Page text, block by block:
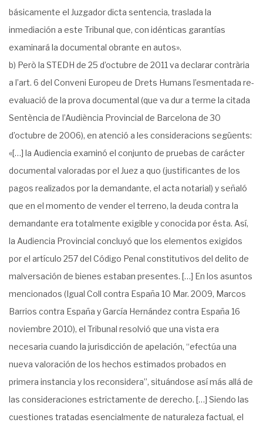
básicamente el Juzgador dicta sentencia, traslada la
inmediación a este Tribunal que, con idénticas garantías
examinará la documental obrante en autos».
b) Però la STEDH de 25 d’octubre de 2011 va declarar contrària
a l’art. 6 del Conveni Europeu de Drets Humans l’esmentada re-
evaluació de la prova documental (que va dur a terme la citada
Sentència de l’Audiència Provincial de Barcelona de 30
d’octubre de 2006), en atenció a les consideracions següents:
«[…] la Audiencia examinó el conjunto de pruebas de carácter
documental valoradas por el Juez a quo (justificantes de los
pagos realizados por la demandante, el acta notarial) y señaló
que en el momento de vender el terreno, la deuda contra la
demandante era totalmente exigible y conocida por ésta. Así,
la Audiencia Provincial concluyó que los elementos exigidos
por el artículo 257 del Código Penal constitutivos del delito de
malversación de bienes estaban presentes. […] En los asuntos
mencionados (Igual Coll contra España 10 Mar. 2009, Marcos
Barrios contra España y García Hernández contra España 16
noviembre 2010), el Tribunal resolvió que una vista era
necesaria cuando la jurisdicción de apelación, “efectúa una
nueva valoración de los hechos estimados probados en
primera instancia y los reconsidera”, situándose así más allá de
las consideraciones estrictamente de derecho. […] Siendo las
cuestiones tratadas esencialmente de naturaleza factual, el